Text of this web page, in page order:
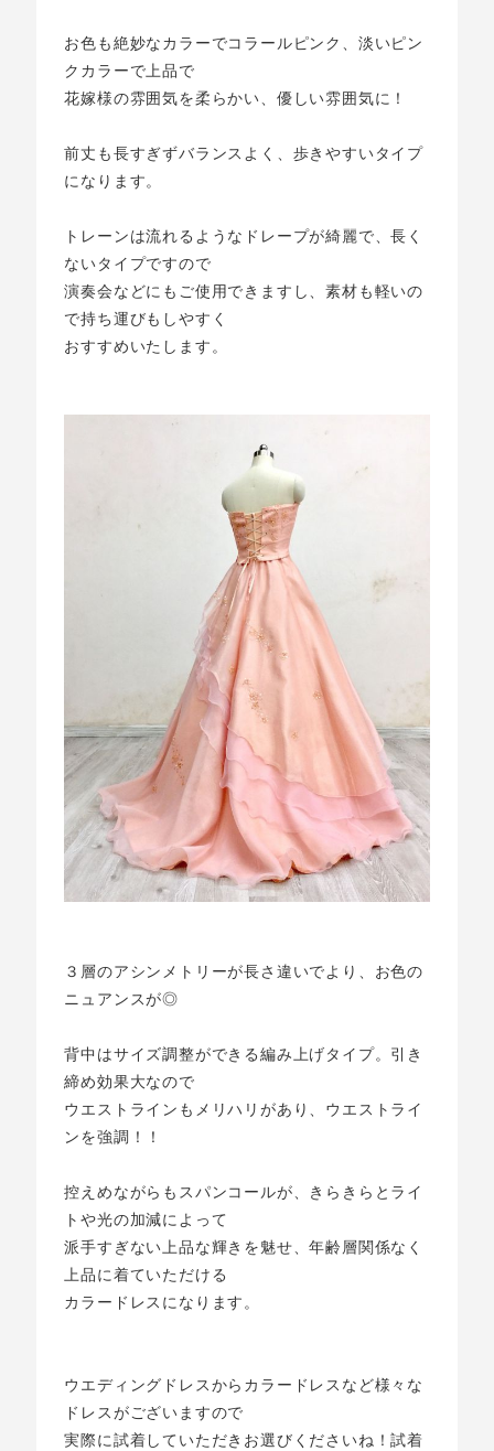
お色も絶妙なカラーでコラールピンク、淡いピン
クカラーで上品で
花嫁様の雰囲気を柔らかい、優しい雰囲気に！
前丈も長すぎずバランスよく、歩きやすいタイプ
になります。
トレーンは流れるようなドレープが綺麗で、長く
ないタイプですので
演奏会などにもご使用できますし、素材も軽いの
で持ち運びもしやすく
おすすめいたします。
３層のアシンメトリーが長さ違いでより、お色の
ニュアンスが◎
背中はサイズ調整ができる編み上げタイプ。引き
締め効果大なので
ウエストラインもメリハリがあり、ウエストライ
ンを強調！！
控えめながらもスパンコールが、きらきらとライ
トや光の加減によって
派手すぎない上品な輝きを魅せ、年齢層関係なく
上品に着ていただける
カラードレスになります。
ウエディングドレスからカラードレスなど様々な
ドレスがございますので
実際に試着していただきお選びくださいね！試着